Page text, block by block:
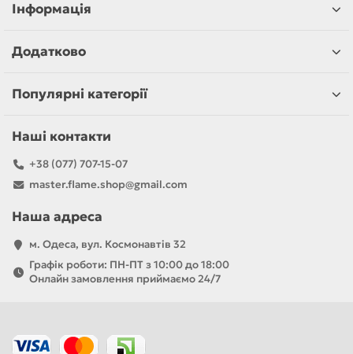
Інформація
Додатково
Популярні категорії
Наші контакти
+38 (077) 707-15-07
master.flame.shop@gmail.com
Наша адреса
м. Одеса, вул. Космонавтів 32
Графік роботи: ПН-ПТ з 10:00 до 18:00
Онлайн замовлення приймаємо 24/7